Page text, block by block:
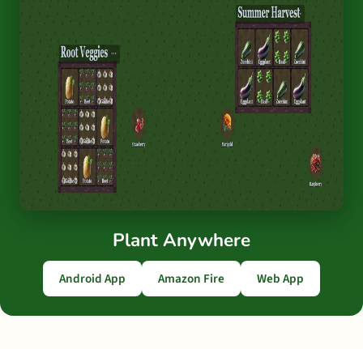
Plant Anywhere
Android App Amazon Fire Web App